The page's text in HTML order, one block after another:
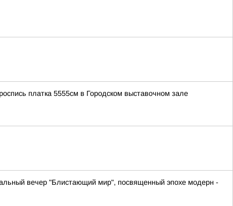
платка 5555см в Городском выставочном зале
вечер "Блистающий мир", посвященный эпохе модерн -